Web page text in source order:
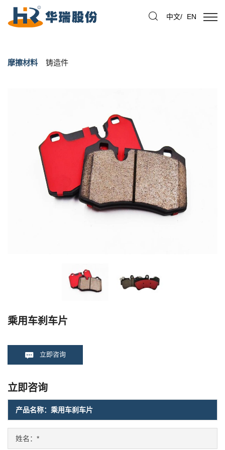
中文/ EN
摩擦材料 铸造件
乘用车刹车片
立即咨询
立即咨询